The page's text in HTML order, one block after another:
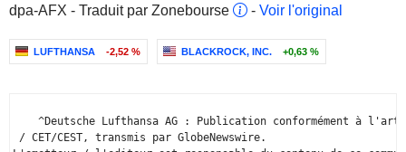
dpa-AFX - Traduit par Zonebourse
- Voir l'original
LUFTHANSA -2,52 % BLACKROCK, INC. +0,63 %